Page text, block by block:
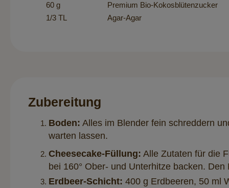
60 g
Premium Bio-Kokosblütenzucker
1/3 TL
Agar-Agar
Zubereitung
Boden: Alles im Blender fein schreddern
warten lassen.
Cheesecake-Füllung: Alle Zutaten für die
bei 160° Ober- und Unterhitze backen.
Erdbeer-Schicht: 400 g Erdbeeren, 50 ml